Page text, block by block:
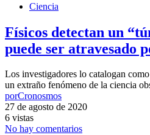
Ciencia
Físicos detectan un
puede ser atravesado
Los investigadores lo catalogan
un extraño fenómeno de la ciencia
porCronosmos
27 de agosto de 2020
6 vistas
No hay comentarios